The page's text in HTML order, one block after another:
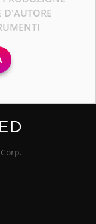
D'AUTORE